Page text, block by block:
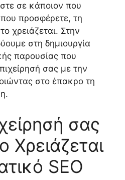
σε κάποιον που
προσφέρετε, τη
χρειάζεται. Στην
στη δημιουργία
παρουσίας που
σας με την
στο έπακρο τη
σας
Χρειάζεται
SEO